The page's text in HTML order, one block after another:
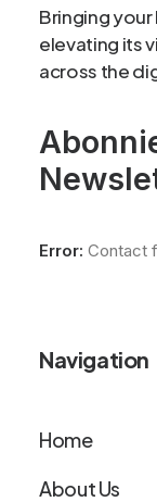
Bringing
elevating its
across the
Error: Contact
Navigation
Home
About Us